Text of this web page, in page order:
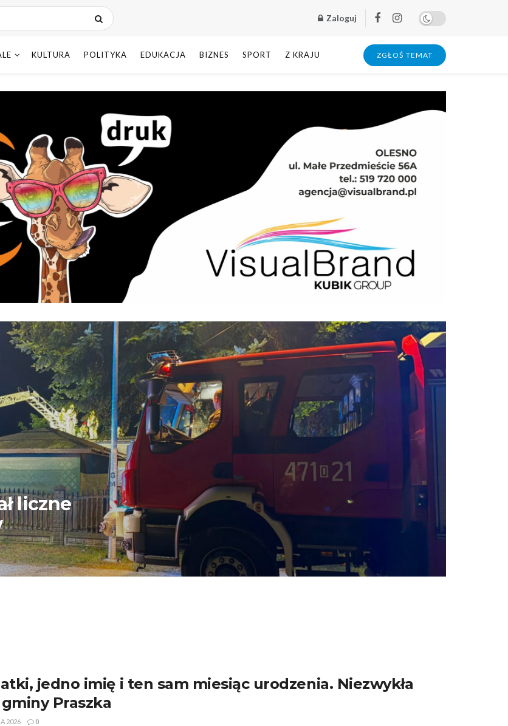
Zaloguj
KULTURA POLITYKA EDUKACJA BIZNES SPORT Z KRAJU ZGŁOŚ TEMAT
liczne
jedno imię i ten sam miesiąc urodzenia. Niezwykła
Praszka
2026 0